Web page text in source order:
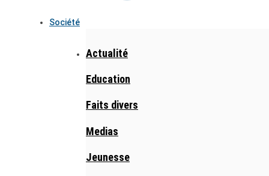
Société
Actualité
Education
Faits divers
Medias
Jeunesse